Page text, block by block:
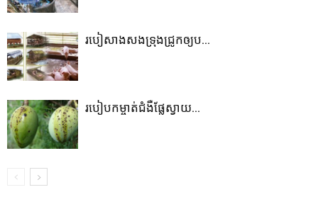
របៀសាងសង​ទ្រុង​ជ្រូក​ឲ្យប...
របៀបកម្ចាត់​ជំងឺផ្លែស្វាយ...